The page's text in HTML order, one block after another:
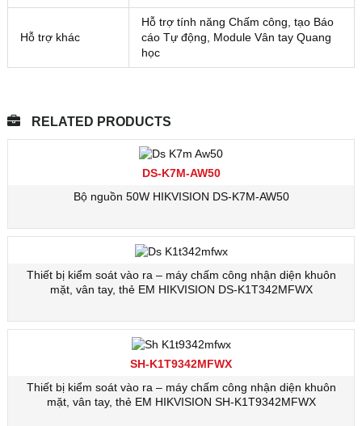
Hỗ trợ khác
Hỗ trợ tính năng Chấm công, tạo Báo
cáo Tự động, Module Vân tay Quang
học
RELATED PRODUCTS
DS-K7M-AW50
Bộ nguồn 50W HIKVISION DS-K7M-AW50
Thiết bị kiểm soát vào ra – máy chấm công nhận diện khuôn
mặt, vân tay, thẻ EM HIKVISION DS-K1T342MFWX
SH-K1T9342MFWX
Thiết bị kiểm soát vào ra – máy chấm công nhận diện khuôn
mặt, vân tay, thẻ EM HIKVISION SH-K1T9342MFWX